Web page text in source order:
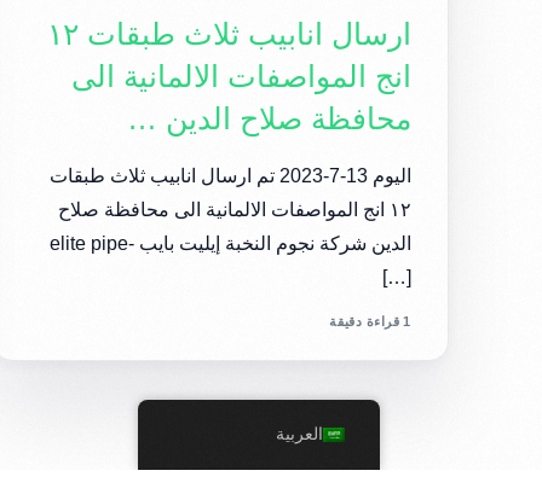
ارسال انابيب ثلاث طبقات ١٢
انج المواصفات الالمانية الى
محافظة صلاح الدين …
اليوم 13-7-2023 تم ارسال انابيب ثلاث طبقات
١٢ انج المواصفات الالمانية الى محافظة صلاح
الدين شركة نجوم النخبة إيليت بايب -elite pipe
[…]
1 قراءة دقيقة
العربية